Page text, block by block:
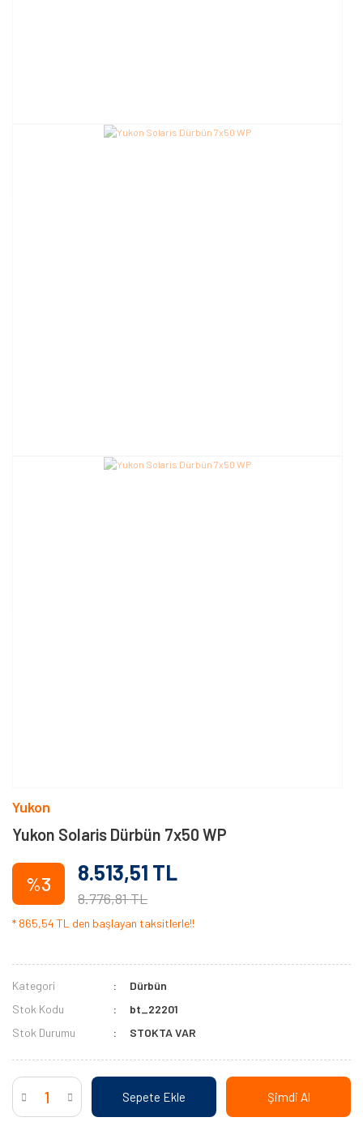
Yukon
Yukon Solaris Dürbün 7x50 WP
%3 8.513,51 TL
8.776,81 TL
* 865,54 TL den başlayan taksitlerle!!
Kategori
Dürbün
Stok Kodu
bt_22201
Stok Durumu
STOKTA VAR
Sepete Ekle Şimdi Al